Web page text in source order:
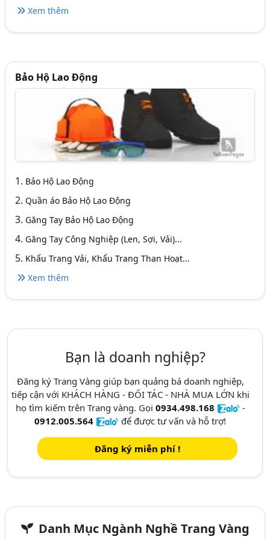
Xem thêm
Bảo Hộ Lao Động
1. Bảo Hộ Lao Động
2. Quần áo Bảo Hộ Lao Động
3. Găng Tay Bảo Hộ Lao Động
4. Găng Tay Công Nghiệp (Len, Sợi, Vải)...
5. Khẩu Trang Vải, Khẩu Trang Than Hoạt...
Xem thêm
Bạn là doanh nghiệp?
Đăng ký Trang Vàng giúp bạn quảng bá doanh nghiệp,
tiếp cận với KHÁCH HÀNG - ĐỐI TÁC - NHÀ MUA LỚN khi
họ tìm kiếm trên Trang vàng. Gọi 0934.498.168
-
0912.005.564
để được tư vấn và hỗ trợ!
Đăng ký miễn phí !
Danh Mục Ngành Nghề Trang Vàng